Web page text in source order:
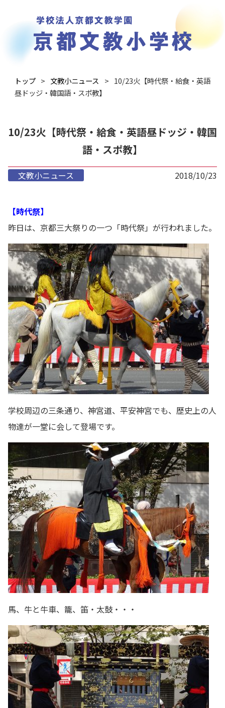
トップ 文教小ニュース
10/23火【時代祭・給食・英語
昼ドッジ・韓国語・スポ教】
10/23火【時代祭・給食・英語昼ドッジ・韓国
語・スポ教】
文教小ニュース 2018/10/23
【時代祭】
昨日は、京都三大祭りの一つ「時代祭」が行われました。
学校周辺の三条通り、神宮道、平安神宮でも、歴史上の人
物達が一堂に会して登場です。
馬、牛と牛車、籠、笛・太鼓・・・